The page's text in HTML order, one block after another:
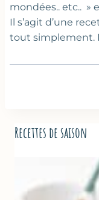
mondées.. etc.. »
Il s’agit d’une
tout simplement.
Recettes de saison